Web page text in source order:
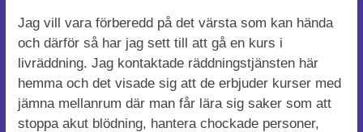
Jag vill vara förberedd på det värsta som kan hända
och därför så har jag sett till att gå en kurs i
livräddning. Jag kontaktade räddningstjänsten här
hemma och det visade sig att de erbjuder kurser med
jämna mellanrum där man får lära sig saker som att
stoppa akut blödning, hantera chockade personer,